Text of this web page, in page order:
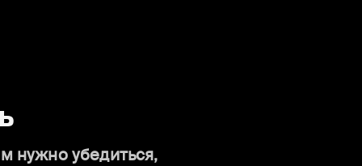
нужно убедиться,